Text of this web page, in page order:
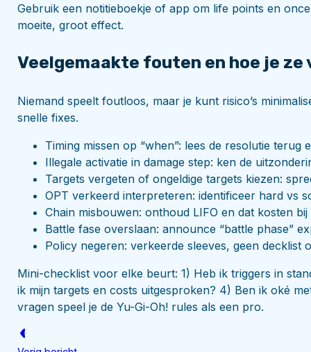
Gebruik een notitieboekje of app om life points en
moeite, groot effect.
Veelgemaakte fouten en hoe je ze
Niemand speelt foutloos, maar je kunt risico’s
snelle fixes.
Timing missen op “when”: lees de resolutie
Illegale activatie in damage step: ken de
Targets vergeten of ongeldige targets kiezen:
OPT verkeerd interpreteren: identificeer hard vs
Chain misbouwen: onthoud LIFO en dat kosten
Battle fase overslaan: announce “battle phase”
Policy negeren: verkeerde sleeves, geen decklist
Mini-checklist voor elke beurt: 1) Heb ik triggers in
ik mijn targets en costs uitgesproken? 4) Ben ik oké
vragen speel je de Yu-Gi-Oh! rules als een pro.